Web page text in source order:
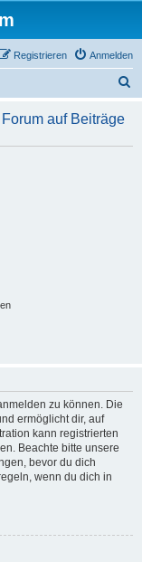
Anmelden
Registrieren
h
auf Beiträge
zu können. Die
ermöglicht dir, auf
kann registrierten
Beachte bitte unsere
bevor du dich
wenn du dich in